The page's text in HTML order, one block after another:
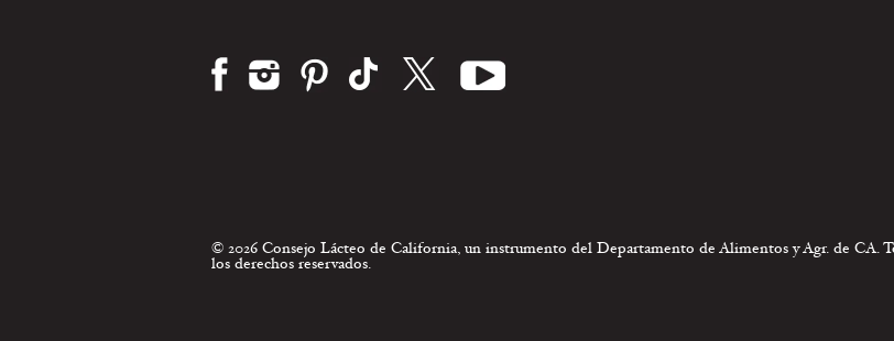
© 2026 Consejo Lácteo de California, un instrumento del Departamento de Alimentos y Agr. de CA.
los derechos reservados.